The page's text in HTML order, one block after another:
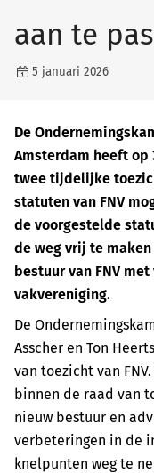
aan te
5 januari 2026
De
Amsterdam heeft op
twee tijdelijke
statuten van FNV
de voorgestelde
de weg vrij te
bestuur van FNV
vakvereniging.
De
Asscher en Ton
van toezicht van
binnen de raad van
nieuw bestuur en
verbeteringen in de
knelpunten weg te